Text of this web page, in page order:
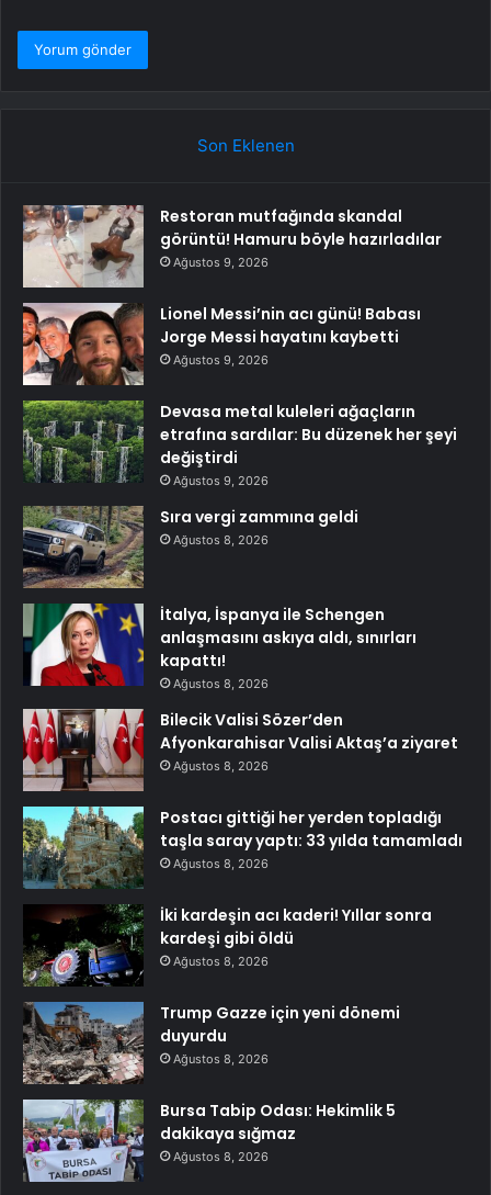
Son Eklenen
Restoran mutfağında skandal
görüntü! Hamuru böyle hazırladılar
Ağustos 9, 2026
Lionel Messi’nin acı günü! Babası
Jorge Messi hayatını kaybetti
Ağustos 9, 2026
Devasa metal kuleleri ağaçların
etrafına sardılar: Bu düzenek her şeyi
değiştirdi
Ağustos 9, 2026
Sıra vergi zammına geldi
Ağustos 8, 2026
İtalya, İspanya ile Schengen
anlaşmasını askıya aldı, sınırları
kapattı!
Ağustos 8, 2026
Bilecik Valisi Sözer’den
Afyonkarahisar Valisi Aktaş’a ziyaret
Ağustos 8, 2026
Postacı gittiği her yerden topladığı
taşla saray yaptı: 33 yılda tamamladı
Ağustos 8, 2026
İki kardeşin acı kaderi! Yıllar sonra
kardeşi gibi öldü
Ağustos 8, 2026
Trump Gazze için yeni dönemi
duyurdu
Ağustos 8, 2026
Bursa Tabip Odası: Hekimlik 5
dakikaya sığmaz
Ağustos 8, 2026